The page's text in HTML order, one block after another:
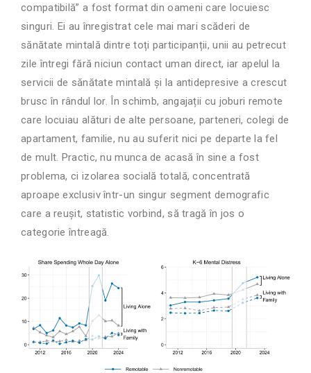
compatibilă” a fost format din oameni care locuiesc
singuri. Ei au înregistrat cele mai mari scăderi de
sănătate mintală dintre toți participanții, unii au petrecut
zile întregi fără niciun contact uman direct, iar apelul la
servicii de sănătate mintală și la antidepresive a crescut
brusc în rândul lor. În schimb, angajații cu joburi remote
care locuiau alături de alte persoane, parteneri, colegi de
apartament, familie, nu au suferit nici pe departe la fel
de mult. Practic, nu munca de acasă în sine a fost
problema, ci izolarea socială totală, concentrată
aproape exclusiv într-un singur segment demografic
care a reușit, statistic vorbind, să tragă în jos o
categorie întreagă.